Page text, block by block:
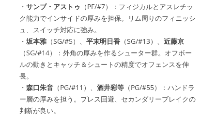
・ サンブ・アストゥ （PF/#7）：フィジカルとアスレチッ
ク能力でインサイドの厚みを担保。リム周りのフィニッシ
ュ、スイッチ対応に強み。
・ 坂本雅（SG/#5）、 平末明日香 （SG/#13）、 近藤京
（SG/#14）：外角の厚みを作るシューター群。オフボー
ルの動きとキャッチ＆シュートの精度でオフェンスを伸
長。
・ 森口朱音 （PG/#11）、 酒井彩等 （PG/#55）：ハンドラ
ー層の厚みを担う。プレス回避、セカンダリーブレイクの
判断が良い。